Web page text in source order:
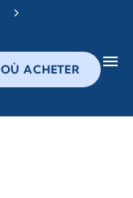
OÙ ACHETER menu